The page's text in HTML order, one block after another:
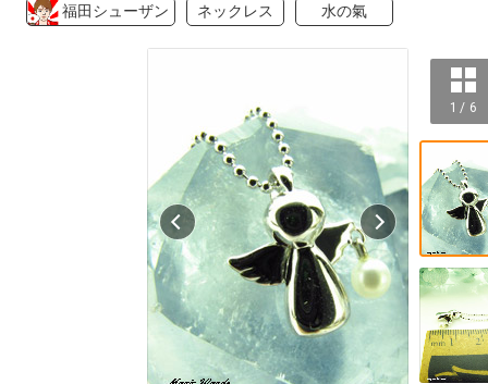
福田シューザン ネックレス 水の氣
1 / 6